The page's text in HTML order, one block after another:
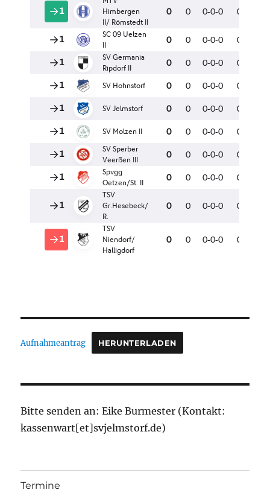
Aufnahmeantrag HERUNTERLADEN
Bitte senden an: Eike Burmester (Kontakt:
kassenwart[et]svjelmstorf.de)
Termine